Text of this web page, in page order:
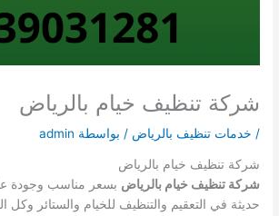
شركة تنظيف خيام بالرياض
/ خدمات تنظيف بالرياض / بواسطة admin
شركة تنظيف خيام بالرياض
شركة تنظيف خيام بالرياض بسعر مناسب وجودة
حديثة في التعقيم والتنظيف للخيام والستائر وكل